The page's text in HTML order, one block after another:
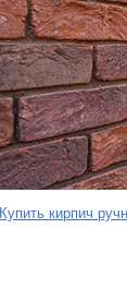
Купить кирпич